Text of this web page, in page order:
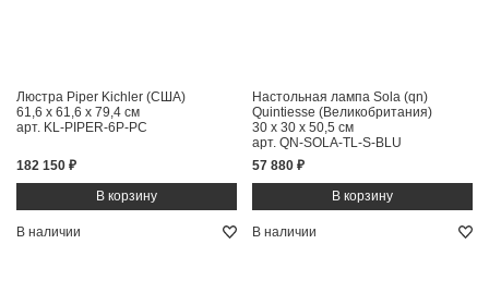
Люстра Piper Kichler (США)
61,6 x 61,6 x 79,4 см
арт. KL-PIPER-6P-PC
182 150 ₽
Настольная лампа Sola (qn)
Quintiesse (Великобритания)
30 x 30 x 50,5 см
арт. QN-SOLA-TL-S-BLU
57 880 ₽
В наличии В наличии